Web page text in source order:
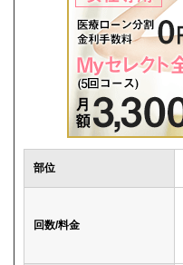
部位
回数/料金